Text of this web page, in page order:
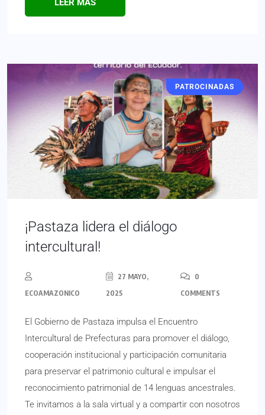
PATROCINADAS
¡Pastaza lidera el diálogo
intercultural!
ECOAMAZONICO
27 MAYO,
2025
0
COMMENTS
El Gobierno de Pastaza impulsa el Encuentro
Intercultural de Prefecturas para promover el diálogo,
cooperación institucional y participación comunitaria
para preservar el patrimonio cultural e impulsar el
reconocimiento patrimonial de 14 lenguas ancestrales.
Te invitamos a la sala virtual y a compartir con nosotros